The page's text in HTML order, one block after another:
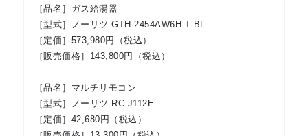
［品名］ガス給湯器
［型式］ノーリツ GTH-2454AW6H-T BL
［定価］573,980円（税込）
［販売価格］143,800円（税込）
［品名］マルチリモコン
［型式］ノーリツ RC-J112E
［定価］42,680円（税込）